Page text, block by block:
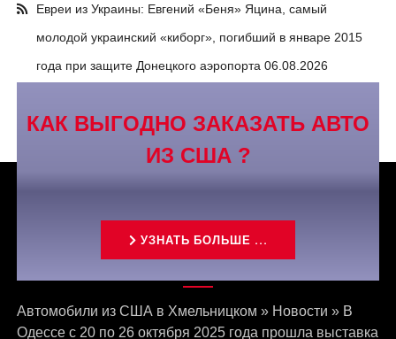
Евреи из Украины: Евгений «Беня» Яцина, самый
молодой украинский «киборг», погибший в январе 2015
года при защите Донецкого аэропорта 06.08.2026
КАК ВЫГОДНО ЗАКАЗАТЬ АВТО
ИЗ США ?
УЗНАТЬ БОЛЬШЕ ...
Связаться с нами
Автомобили из США в Хмельницком » Новости » В
Одессе с 20 по 26 октября 2025 года прошла выставка